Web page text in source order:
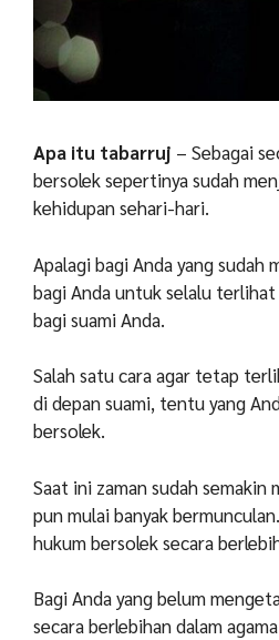
Apa itu tabarruj – Sebagai
bersolek sepertinya sudah
kehidupan sehari-hari.
Apalagi bagi Anda yang sudah
bagi Anda untuk selalu
bagi suami Anda.
Salah satu cara agar tetap
di depan suami, tentu yang
bersolek.
Saat ini zaman sudah semakin
pun mulai banyak
hukum bersolek secara
Bagi Anda yang belum
secara berlebihan dalam